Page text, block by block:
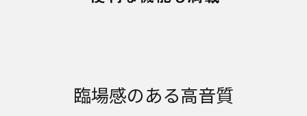
臨場感のある高音質